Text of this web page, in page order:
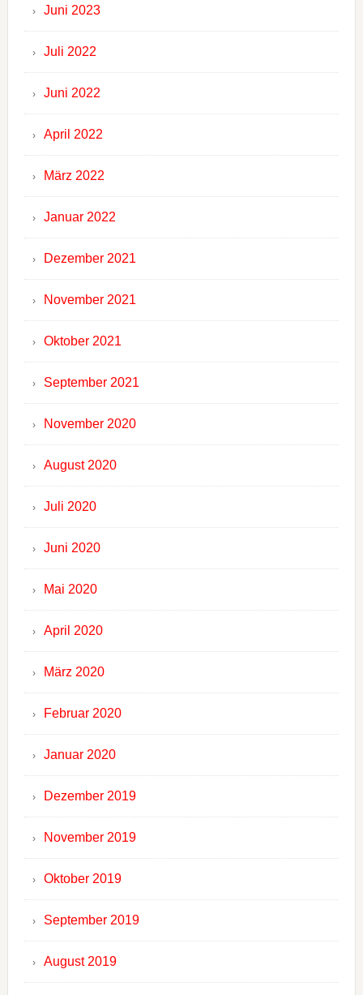
Juni 2023
Juli 2022
Juni 2022
April 2022
März 2022
Januar 2022
Dezember 2021
November 2021
Oktober 2021
September 2021
November 2020
August 2020
Juli 2020
Juni 2020
Mai 2020
April 2020
März 2020
Februar 2020
Januar 2020
Dezember 2019
November 2019
Oktober 2019
September 2019
August 2019